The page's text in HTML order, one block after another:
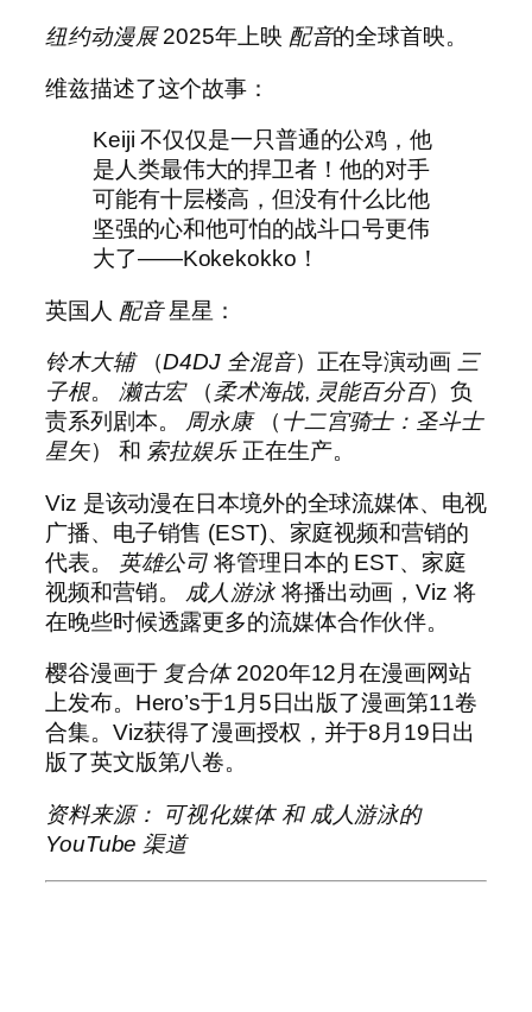
纽约动漫展2025年上映 配音的全球首映。
维兹描述了这个故事：
Keiji 不仅仅是一只普通的公鸡，他
是人类最伟大的捍卫者！他的对手
可能有十层楼高，但没有什么比他
坚强的心和他可怕的战斗口号更伟
大了——Kokekokko！
英国人 配音星星：
铃木大辅（D4DJ 全混音）正在导演动画 三
子根。 濑古宏（柔术海战, 灵能百分百）负
责系列剧本。 周永康（ 十二宫骑士：圣斗士
星矢） 和 索拉娱乐正在生产。
Viz 是该动漫在日本境外的全球流媒体、电视
广播、电子销售 (EST)、家庭视频和营销的
代表。 英雄公司 将管理日本的 EST、家庭
视频和营销。 成人游泳将播出动画，Viz 将
在晚些时候透露更多的流媒体合作伙伴。
樱谷漫画于 复合体2020年12月在漫画网站
上发布。Hero’s于1月5日出版了漫画第11卷
合集。Viz获得了漫画授权，并于8月19日出
版了英文版第八卷。
资料来源： 可视化媒体和 成人游泳的
YouTube 渠道